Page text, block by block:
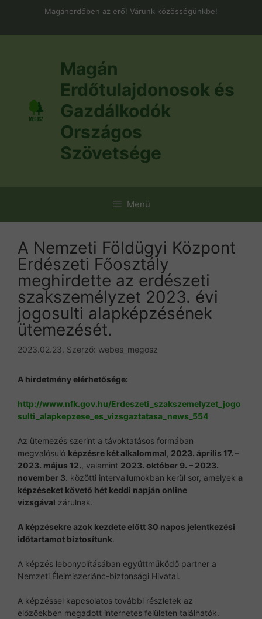
Magánerdőben az erő! Várunk közösségünkbe!
Magán
Erdőtulajdonosok és
Gazdálkodók
Országos
Szövetsége
Menü
A Nemzeti Földügyi Központ
Erdészeti Főosztály
meghirdette az erdészeti
szakszemélyzet 2023. évi
jogosulti alapképzésének
ütemezését.
2023.02.23. Szerző: webes_megosz
A hirdetmény elérhetősége:
http://www.nfk.gov.hu/Erdeszeti_szakszemelyzet_jogo
sulti_alapkepzese_es_vizsgaztatasa_news_554
Az ütemezés szerint a távoktatásos formában
megvalósuló képzésre két alkalommal, 2023. április 17. –
2023. május 12. , valamint 2023. október 9. – 2023.
november 3. közötti intervallumokban kerül sor, amelyek a
képzéseket követő hét keddi napján online
vizsgával zárulnak.
A képzésekre azok kezdete előtt 30 napos jelentkezési
időtartamot biztosítunk.
A képzés lebonyolításában együttműködő partner a
Nemzeti Élelmiszerlánc-biztonsági Hivatal.
A képzéssel kapcsolatos további részletek az
előzőekben megadott internetes felületen találhatók.